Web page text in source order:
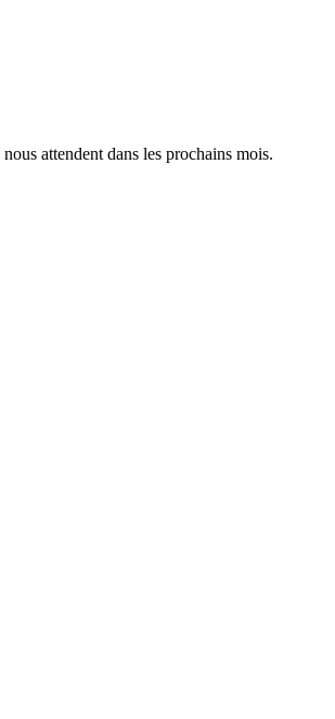
attendent dans les prochains mois.